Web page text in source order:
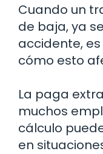
Cuando un
de baja, ya
accidente,
cómo esto
La paga
muchos
cálculo
en